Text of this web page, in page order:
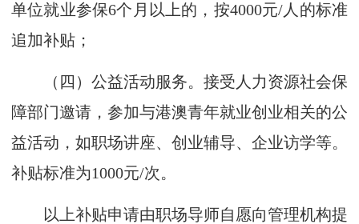
单位就业参保6个月以上的，按4000元/人的标准
追加补贴；
（四）公益活动服务。接受人力资源社会保
障部门邀请，参加与港澳青年就业创业相关的公
益活动，如职场讲座、创业辅导、企业访学等。
补贴标准为1000元/次。
以上补贴申请由职场导师自愿向管理机构提